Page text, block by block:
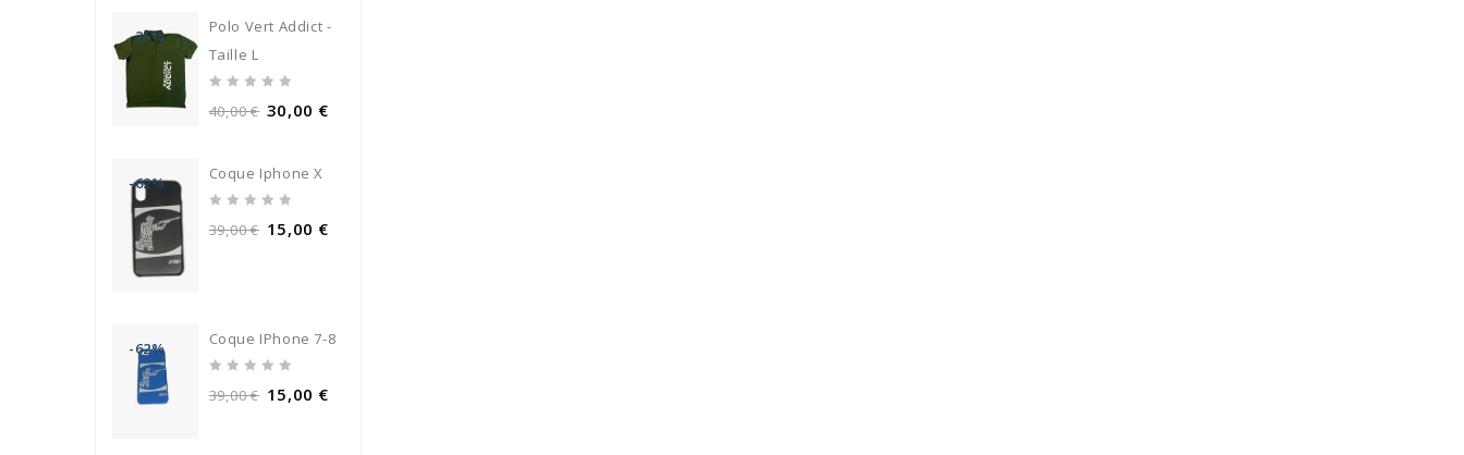
Polo Vert Addict -
Taille L
out
40,00€ 30,00 €
-25%
Coque Iphone X
out
39,00€ 15,00 €
-62%
Coque IPhone 7-8
out
39,00€ 15,00 €
-62%